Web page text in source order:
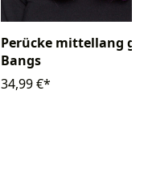
Perücke mittellang
Bangs
34,99 €*